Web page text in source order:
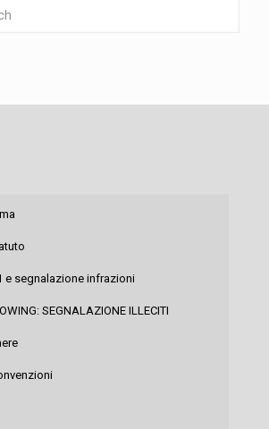
e segnalazione infrazioni
SEGNALAZIONE ILLECITI